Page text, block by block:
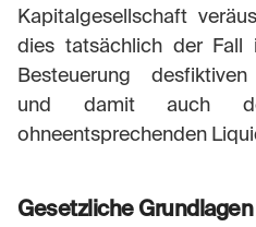
Kapitalgesellschaft
dies tatsächlich der
Besteuerung desfiktiven
und damit auch
ohneentsprechenden
Gesetzliche